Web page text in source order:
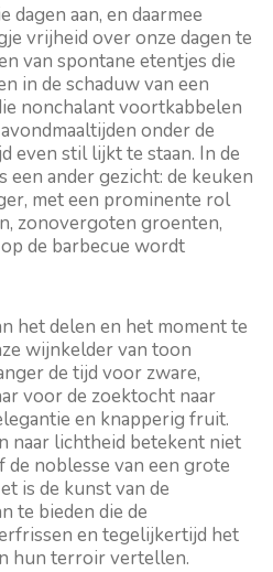
dagen aan, en daarmee
vrijheid over onze dagen te
van spontane etentjes die
in de schaduw van een
nonchalant voortkabbelen
onder de
even stil lijkt te staan. In de
ander gezicht: de keuken
met een prominente rol
zonovergoten groenten,
de barbecue wordt
het delen en het moment te
wijnkelder van toon
de tijd voor zware,
voor de zoektocht naar
en knapperig fruit.
naar lichtheid betekent niet
noblesse van een grote
is de kunst van de
te bieden die de
en tegelijkertijd het
hun terroir vertellen.